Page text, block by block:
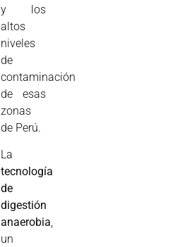
y los
altos
niveles
de
contaminación
de esas
zonas
de Perú.
La
tecnología
de
digestión
anaerobia,
un